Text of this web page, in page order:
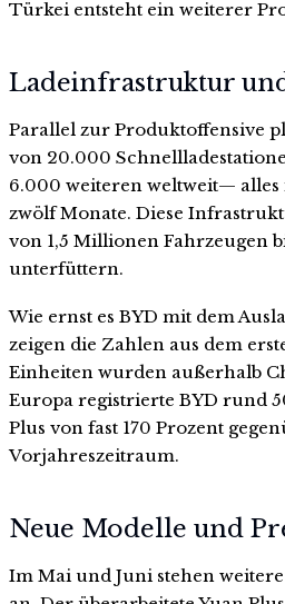
Türkei entsteht ein weiterer
Ladeinfrastruktur
Parallel zur Produktoffensive
von 20.000
6.000 weiteren weltweit—
zwölf Monate. Diese
von 1,5 Millionen Fahrzeugen
unterfüttern.
Wie ernst es BYD mit dem
zeigen die Zahlen aus dem
Einheiten wurden außerhalb
Europa registrierte BYD rund
Plus von fast 170 Prozent
Vorjahreszeitraum.
Neue Modelle und
Im Mai und Juni stehen